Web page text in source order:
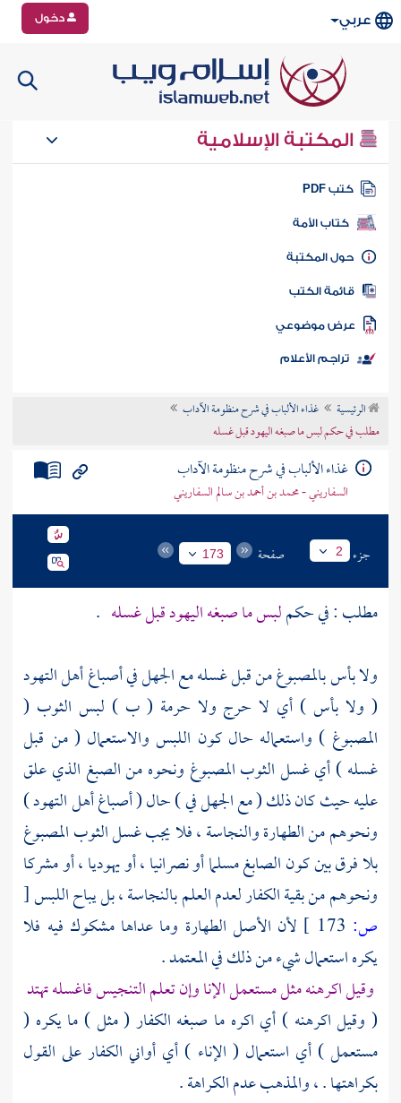
عربي دخول
المكتبة الإسلامية
كتب PDF
كتاب الأمة
المكتبة
الكتب
موضوعي
تراجم الأعلام
الرئيسية
غذاء الألباب في شرح منظومة الآداب
مطلب في حكم لبس ما صبغه اليهود قبل غسله
غذاء الألباب في شرح منظومة الآداب
السفاريني - محمد بن أحمد بن سالم السفاريني
جزء 2 صفحة 173
مطلب : في حكملبس ما صبغهاليهودقبل غسله .
ولا بأس بالمصبوغ من قبل غسله مع الجهل في أصباغ أهل التهود
( ولا بأس ) أي لا حرج ولا حرمة ( ب ) لبس الثوب (
المصبوغ ) واستعماله حال كون اللبس والاستعمال ( من قبل
غسله ) أي غسل الثوب المصبوغ ونحوه من الصبغ الذي علق
عليه حيث كان ذلك ( مع الجهل في ) حال ( أصباغ أهل التهود )
ونحوهم من الطهارة والنجاسة ، فلا يجب غسل الثوب المصبوغ
بلا فرق بين كون الصابغ مسلما أو نصرانيا ، أو يهوديا ، أو مشركا
ونحوهم من بقية الكفار لعدم العلم بالنجاسة ، بل يباح اللبس[
ص:
لأن الأصل الطهارة وما عداها مشكوك فيه فلا
يكره استعمال شيء من ذلك في المعتمد .
وقيل اكرهنه مثل مستعمل الإنا وإن تعلم التنجيس فاغسله تهتد
( وقيل اكرهنه ) أي اكره ما صبغه الكفار ( مثل ) ما يكره (
مستعمل ) أي استعمال ( الإناء ) أي أواني الكفار على القول
بكراهتها . ، والمذهب عدم الكراهة .